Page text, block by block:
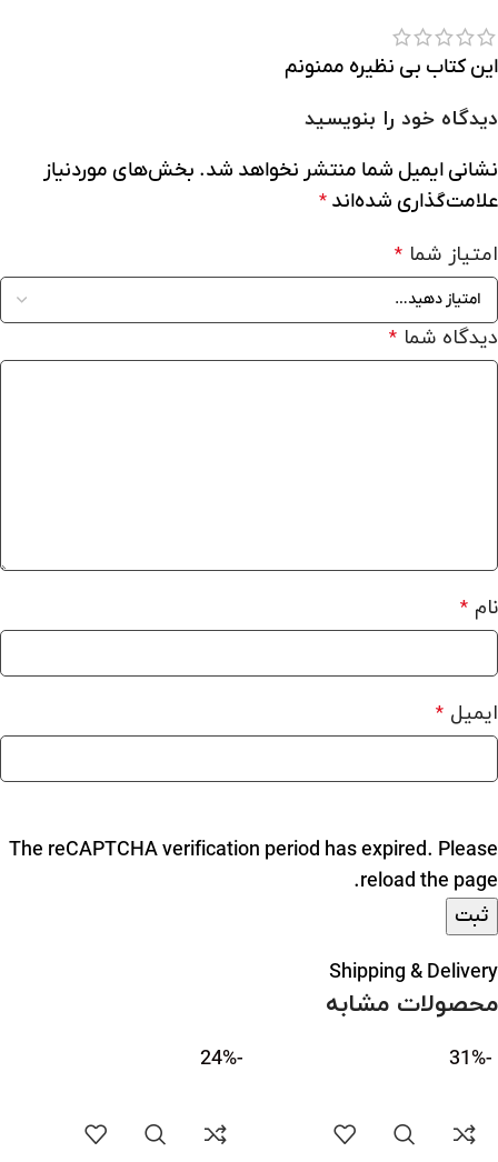
این کتاب بی نظیره ممنونم
دیدگاه خود را بنویسید
نشانی ایمیل شما منتشر نخواهد شد. بخش‌های موردنیاز
علامت‌گذاری شده‌اند *
امتیاز شما *
دیدگاه شما *
نام *
ایمیل *
The reCAPTCHA verification period has expired. Please
reload the page.
Shipping & Delivery
محصولات مشابه
-31%
-24%